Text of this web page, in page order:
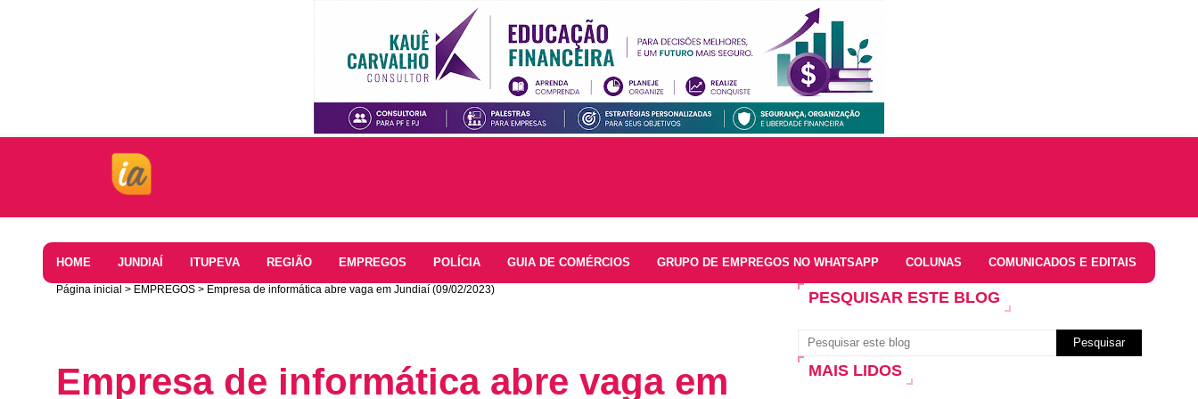
HOME JUNDIAÍ ITUPEVA REGIÃO EMPREGOS POLÍCIA GUIA DE COMÉRCIOS GRUPO DE EMPREGOS NO WHATSAPP COLUNAS COMUNICADOS E EDITAIS
Página inicial EMPREGOS Empresa de informática abre vaga em Jundiaí (09/02/2023)
Empresa de informática abre vaga em
PESQUISAR ESTE BLOG
MAIS LIDOS